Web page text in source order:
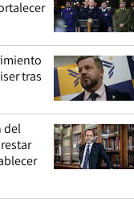
tras
del